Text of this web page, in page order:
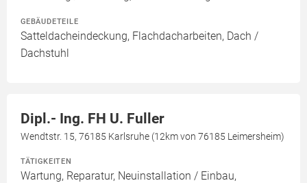
GEBÄUDETEILE
Satteldacheindeckung, Flachdacharbeiten, Dach /
Dachstuhl
Dipl.- Ing. FH U. Fuller
Wendtstr. 15, 76185 Karlsruhe (12km von 76185 Leimersheim)
TÄTIGKEITEN
Wartung, Reparatur, Neuinstallation / Einbau,